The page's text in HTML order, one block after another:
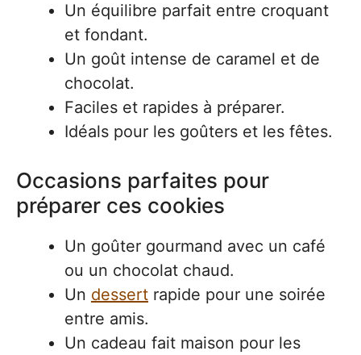
Un équilibre parfait entre croquant
et fondant.
Un goût intense de caramel et de
chocolat.
Faciles et rapides à préparer.
Idéals pour les goûters et les fêtes.
Occasions parfaites pour
préparer ces cookies
Un goûter gourmand avec un café
ou un chocolat chaud.
Un dessert rapide pour une soirée
entre amis.
Un cadeau fait maison pour les